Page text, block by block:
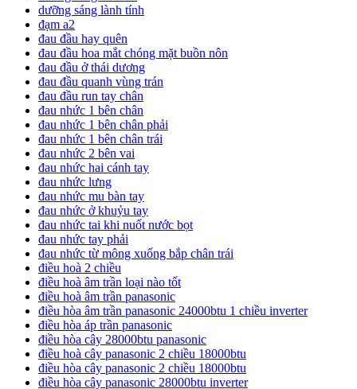
dưỡng sáng lành tính
đạm a2
đau đầu hay quên
đau đầu hoa mắt chóng mặt buồn nôn
đau đầu ở thái dương
đau đầu quanh vùng trán
đau đầu run tay chân
đau nhức 1 bên chân
đau nhức 1 bên chân phải
đau nhức 1 bên chân trái
đau nhức 2 bên vai
đau nhức hai cánh tay
đau nhức lưng
đau nhức mu bàn tay
đau nhức ở khuỷu tay
đau nhức tai khi nuốt nước bọt
đau nhức tay phải
đau nhức từ mông xuống bắp chân trái
điều hoà 2 chiều
điều hoà âm trần loại nào tốt
điều hoà âm trần panasonic
điều hòa âm trần panasonic 24000btu 1 chiều inverter
điều hòa áp trần panasonic
điều hòa cây 28000btu panasonic
điều hoà cây panasonic 2 chiều 18000btu
điều hòa cây panasonic 2 chiều 18000btu
điều hòa cây panasonic 28000btu inverter